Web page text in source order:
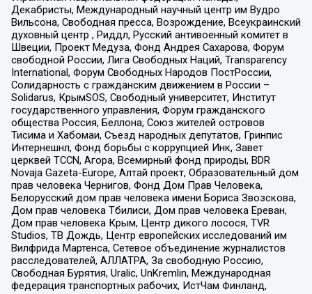
Декабристы, Международный научный центр им Вудро
Вильсона, Свободная пресса, Возрождение, Всеукраинский
духовный центр , Риддл, Русский антивоенный комитет в
Швеции, Проект Медуза, Фонд Андрея Сахарова, Форум
свободной России, Лига Свободных Наций, Transparеncy
International, Форум Свободных Народов ПостРоссии,
Солидарность с гражданским движением в России –
Solidarus, КрымSOS, Свободный университет, Институт
государственного управления, Форум гражданского
общества Россия, Беллона, Союз жителей островов
Тисима и Хабомаи, Съезд народных депутатов, Гринпис
Интернешнл, Фонд борьбы с коррупцией Инк, Завет
церквей TCCN, Агора, Всемирный фонд природы, BDR
Novaja Gazeta-Europe, Алтай проект, Образовательный дом
прав человека Чернигов, Фонд Дом Прав Человека,
Белорусский дом прав человека имени Бориса Звозскова,
Дом прав человека Тбилиси, Дом прав человека Ереван,
Дом прав человека Крым, Центр дикого лосося, TVR
Studios, ТВ Дождь, Центр европейских исследований им
Вилфрида Мартенса, Сетевое объединение журналистов
расследователей, АЛЛАТРА, За свободную Россию,
Свободная Бурятия, Uralic, UnKremlin, Международная
федерация транспортных рабочих, ИстЧам Финланд,